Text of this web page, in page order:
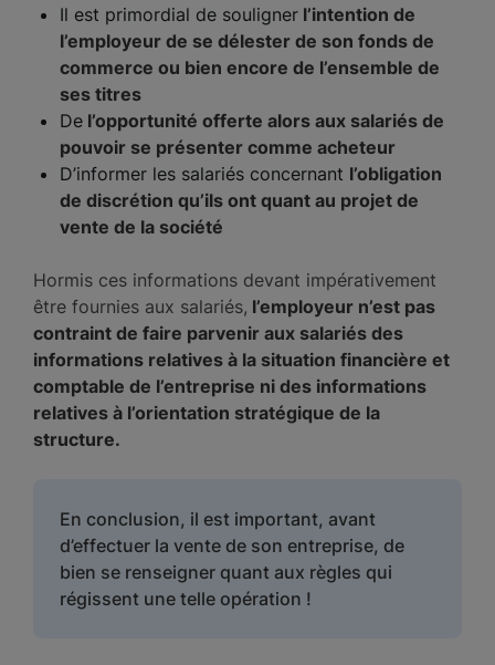
Il est primordial de souligner l’intention de
l’employeur de se délester de son fonds de
commerce ou bien encore de l’ensemble de
ses titres
De l’opportunité offerte alors aux salariés de
pouvoir se présenter comme acheteur
D’informer les salariés concernant l’obligation
de discrétion qu’ils ont quant au projet de
vente de la société
Hormis ces informations devant impérativement
être fournies aux salariés, l’employeur n’est pas
contraint de faire parvenir aux salariés des
informations relatives à la situation financière et
comptable de l’entreprise ni des informations
relatives à l’orientation stratégique de la
structure.
En conclusion, il est important, avant
d’effectuer la vente de son entreprise, de
bien se renseigner quant aux règles qui
régissent une telle opération !